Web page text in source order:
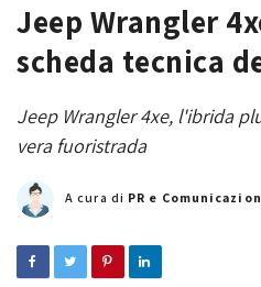
Jeep Wrangler
scheda tecnica
Jeep Wrangler 4xe, l'ibrida
vera fuoristrada
A cura di PR e